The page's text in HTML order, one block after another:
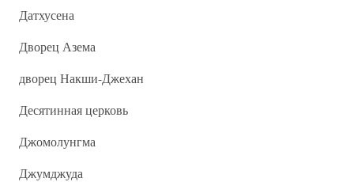
Датхусена
Дворец Азема
дворец Накши-Джехан
Десятинная церковь
Джомолунгма
Джумджуда